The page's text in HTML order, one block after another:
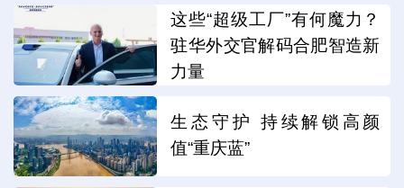
这些“超级工厂”有何魔力？
驻华外交官解码合肥智造新
力量
生态守护 持续解锁高颜
值“重庆蓝”